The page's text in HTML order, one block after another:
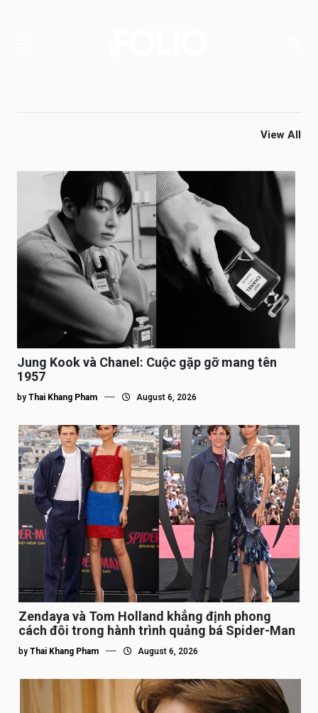
View All
Jung Kook và Chanel: Cuộc gặp gỡ mang tên
1957
by Thai Khang Pham August 6, 2026
Zendaya và Tom Holland khẳng định phong
cách đôi trong hành trình quảng bá Spider-Man
by Thai Khang Pham August 6, 2026